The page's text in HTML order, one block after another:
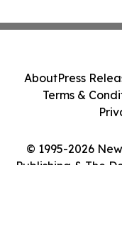
© 1995-2026
Publishing & The
AboutPress
Terms &